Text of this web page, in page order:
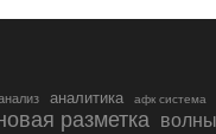
аналитика афк система
разметка волны